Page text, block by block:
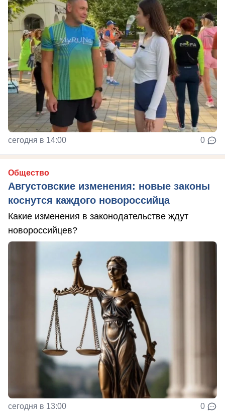
сегодня в 14:00 0
Общество
Августовские изменения: новые законы
коснутся каждого новороссийца
Какие изменения в законодательстве ждут
новороссийцев?
сегодня в 13:00 0